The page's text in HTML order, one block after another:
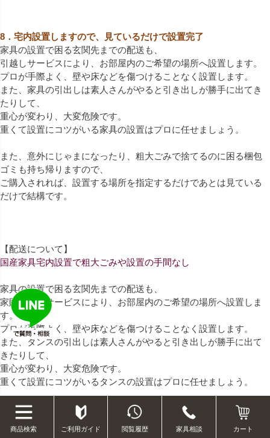
8．宅内設置しますので、見ているだけで設置完了
家具の設置で困る玄関先までの配送も、
引越しサービスにより、お部屋内のご希望の場所へ設置します。
プロが手際よく、壁や床などを傷つけることなく設置します。
また、家具の引出しは素人さんがやると引き出しが勝手に出てき
たりして、
重心が変わり、大変危険です。
重くて設置にコツがいる家具の設置はプロに任せましょう。
また、意外にじゃまになったり、粗大ごみで捨てるのに困る梱包
ゴミも持ち帰りますので、
ご購入されれば、設置する場所を指定するだけであとは見ている
だけで結構です。
【配送について】
国産家具宅内設置で粗大ごみや設置の手間なし
家具の設置で困る玄関先までの配送も、
家財引越しサービスにより、お部屋内のご希望の場所へ設置しま
す。
プロが手際よく、壁や床などを傷つけることなく設置します。
また、タンスの引出しは素人さんがやると引き出しが勝手に出て
きたりして、
重心が変わり、大変危険です。
重くて設置にコツがいるタンスの設置はプロに任せましょう。
また、意外にじゃまになったり、粗大ごみで捨てるのに困る梱包
ゴミも持ち帰りますので、
ご購入されれば、設置する場所を指定するだけであとは見ている
商品検索 ご利用ガイド 閲覧履歴 家具相談 カート